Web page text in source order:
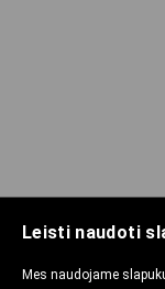
Leisti naudoti
Mes naudojame